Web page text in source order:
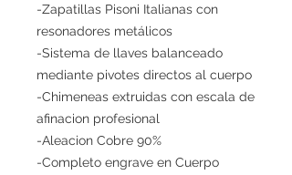
-Zapatillas Pisoni Italianas con
resonadores metálicos
-Sistema de llaves balanceado
mediante pivotes directos al cuerpo
-Chimeneas extruidas con escala de
afinacion profesional
-Aleacion Cobre 90%
-Completo engrave en Cuerpo